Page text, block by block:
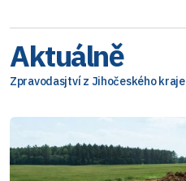
Aktuálně
Zpravodasjtví z Jihočeského kraje